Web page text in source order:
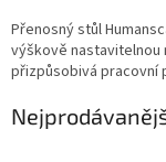
Přenosný stůl
výškově nastavitelnou
přizpůsobivá pracovní